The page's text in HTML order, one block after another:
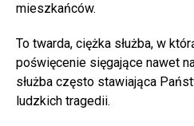
mieszkańców.
To twarda, ciężka służba, w
poświęcenie sięgające nawet
służba często stawiająca
ludzkich tragedii.